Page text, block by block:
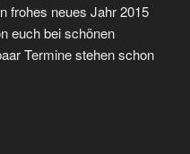
frohes neues Jahr 2015
euch bei schönen
Termine stehen schon